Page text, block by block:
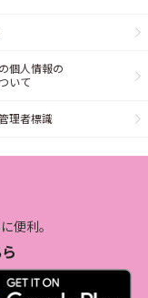
個人情報の
いて
理者標識
便利。